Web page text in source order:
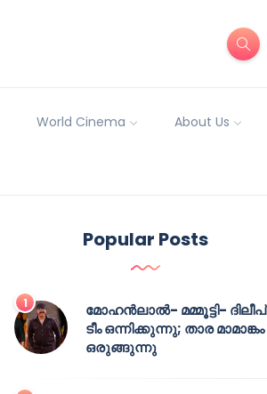
World Cinema About Us
Popular Posts
മോഹൻലാൽ- മമ്മൂട്ടി- ദിലീപ്
ടീം ഒന്നിക്കുന്നു; താര മാമാങ്കം
ഒരുങ്ങുന്നു